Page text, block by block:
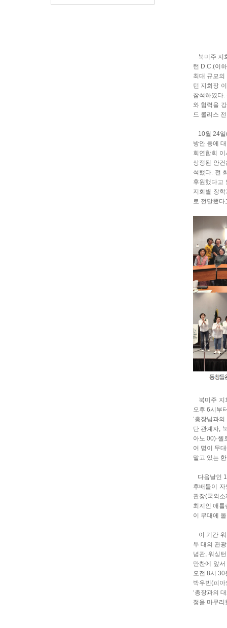
북미주 지
턴 D.C.(이
최대 규모
턴 지회장
참석하였다
와 협력을
드 롤리스
10월 24일
방안 등에
회연합회
상정된 안건
석했다. 전
후원했다고
지회별 장
로 전달했다
북미주 지
오후 6시부
‘총장님과
단 관계자,
아노 00)·
여 명이 무
맡고 있는
다음날인
후배들이
관장(국외
최지인 애
이 무대에
이 기간 워
두 대의 관
념관, 워싱
만찬에 앞
오전 8시 30
박우빈(피
‘총장과의
정을 마무리